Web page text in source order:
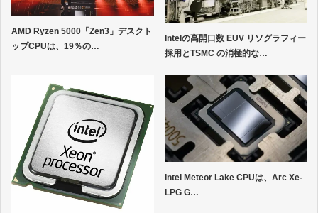
AMD Ryzen 5000「Zen3」デスクト
ップCPUは、19％の…
Intelの高開口数 EUV リソグラフィー
採用とTSMC の消極的な…
Intel Meteor Lake CPUは、Arc Xe-
LPG G…